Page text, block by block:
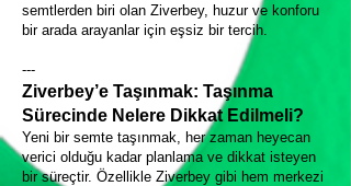
semtlerden biri olan Ziverbey, huzur ve konforu
bir arada arayanlar için eşsiz bir tercih.
---
Ziverbey’e Taşınmak: Taşınma
Sürecinde Nelere Dikkat Edilmeli?
Yeni bir semte taşınmak, her zaman heyecan
verici olduğu kadar planlama ve dikkat isteyen
bir süreçtir. Özellikle Ziverbey gibi hem merkezi